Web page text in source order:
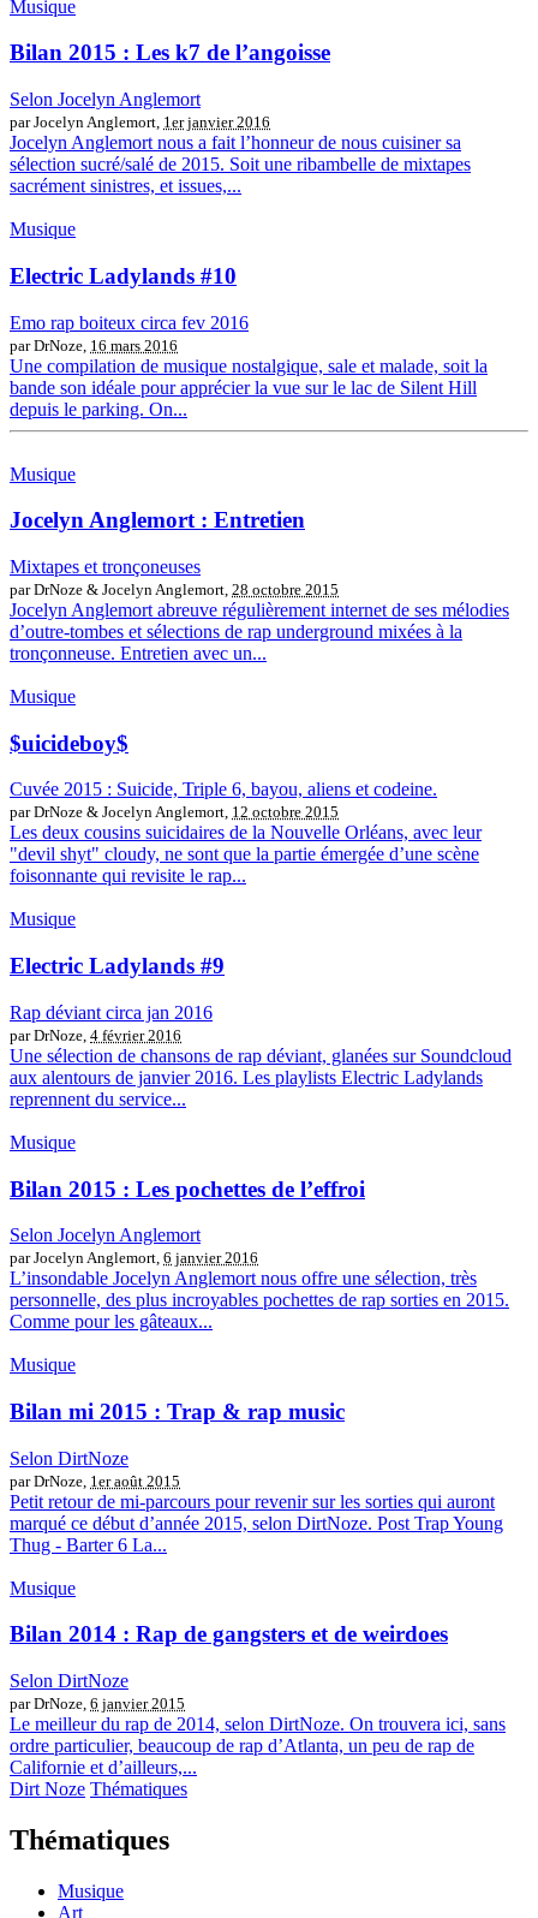
Musique
Bilan 2015 : Les k7 de l’angoisse
Selon Jocelyn Anglemort
par Jocelyn Anglemort, 1er janvier 2016
Jocelyn Anglemort nous a fait l’honneur de nous cuisiner sa
sélection sucré/salé de 2015. Soit une ribambelle de mixtapes
sacrément sinistres, et issues,...
Musique
Electric Ladylands #10
Emo rap boiteux circa fev 2016
par DrNoze, 16 mars 2016
Une compilation de musique nostalgique, sale et malade, soit la
bande son idéale pour apprécier la vue sur le lac de Silent Hill
depuis le parking. On...
Musique
Jocelyn Anglemort : Entretien
Mixtapes et tronçoneuses
par DrNoze & Jocelyn Anglemort, 28 octobre 2015
Jocelyn Anglemort abreuve régulièrement internet de ses mélodies
d’outre-tombes et sélections de rap underground mixées à la
tronçonneuse. Entretien avec un...
Musique
$uicideboy$
Cuvée 2015 : Suicide, Triple 6, bayou, aliens et codeine.
par DrNoze & Jocelyn Anglemort, 12 octobre 2015
Les deux cousins suicidaires de la Nouvelle Orléans, avec leur
"devil shyt" cloudy, ne sont que la partie émergée d’une scène
foisonnante qui revisite le rap...
Musique
Electric Ladylands #9
Rap déviant circa jan 2016
par DrNoze, 4 février 2016
Une sélection de chansons de rap déviant, glanées sur Soundcloud
aux alentours de janvier 2016. Les playlists Electric Ladylands
reprennent du service...
Musique
Bilan 2015 : Les pochettes de l’effroi
Selon Jocelyn Anglemort
par Jocelyn Anglemort, 6 janvier 2016
L’insondable Jocelyn Anglemort nous offre une sélection, très
personnelle, des plus incroyables pochettes de rap sorties en 2015.
Comme pour les gâteaux...
Musique
Bilan mi 2015 : Trap & rap music
Selon DirtNoze
par DrNoze, 1er août 2015
Petit retour de mi-parcours pour revenir sur les sorties qui auront
marqué ce début d’année 2015, selon DirtNoze. Post Trap Young
Thug - Barter 6 La...
Musique
Bilan 2014 : Rap de gangsters et de weirdoes
Selon DirtNoze
par DrNoze, 6 janvier 2015
Le meilleur du rap de 2014, selon DirtNoze. On trouvera ici, sans
ordre particulier, beaucoup de rap d’Atlanta, un peu de rap de
Californie et d’ailleurs,...
Dirt Noze Thématiques
Thématiques
Musique
Art